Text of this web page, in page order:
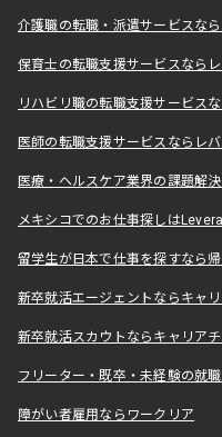
介護職の転職・派遣サービスな
保育士の転職支援サービスなら
リハビリ職の転職支援サービス
医師の転職支援サービスならレ
医療・ヘルスケア業界の課題解
メキシコでのお仕事探しは
留学生が日本で仕事を探すなら
新卒就活エージェントならキャ
新卒就活スカウトならキャリア
フリーター・既卒・未経験の就
障がい者雇用ならワークリア